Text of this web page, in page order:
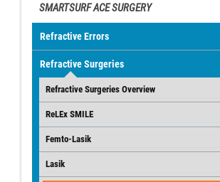
SMARTSURF ACE SURGERY
Refractive Errors
Refractive Surgeries
Refractive Surgeries Overview
ReLEx SMILE
Femto-Lasik
Lasik